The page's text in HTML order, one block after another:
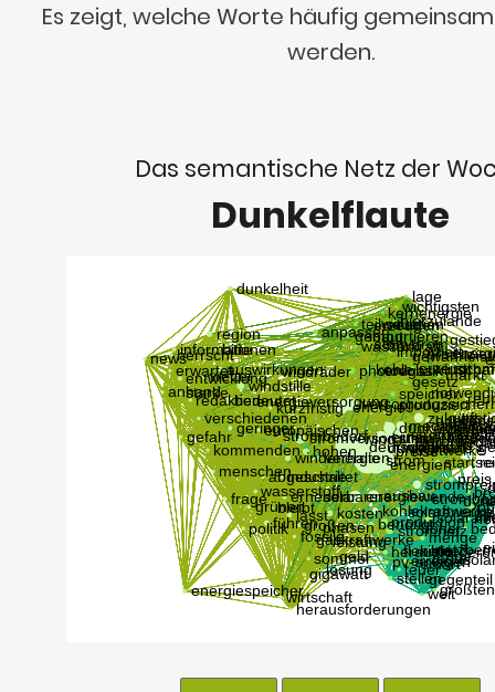
Es zeigt, welche Worte häufig
werden.
Das semantische Netz der
Dunkelflaute